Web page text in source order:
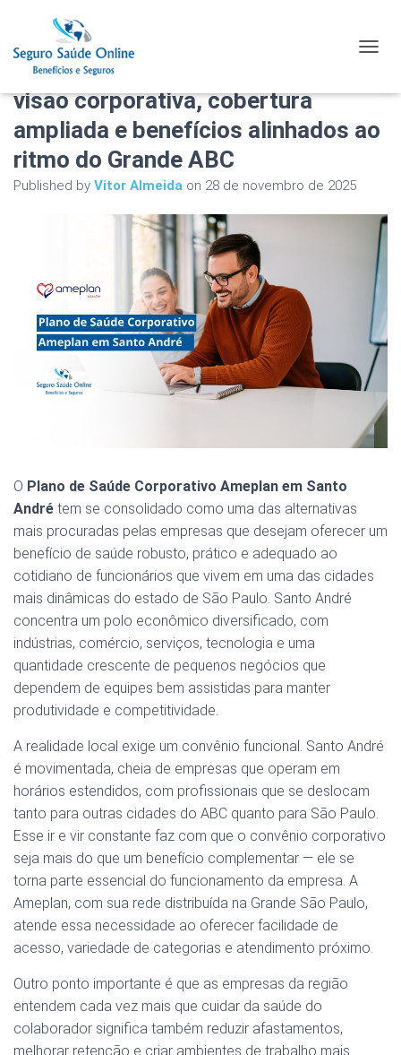
Plano de Saúde Corporativo
Ameplan em Santo André com
visão corporativa, cobertura
ampliada e benefícios alinhados ao
ritmo do Grande ABC
Published by Vitor Almeida on 28 de novembro de 2025
O Plano de Saúde Corporativo Ameplan em Santo
André tem se consolidado como uma das alternativas
mais procuradas pelas empresas que desejam oferecer um
benefício de saúde robusto, prático e adequado ao
cotidiano de funcionários que vivem em uma das cidades
mais dinâmicas do estado de São Paulo. Santo André
concentra um polo econômico diversificado, com
indústrias, comércio, serviços, tecnologia e uma
quantidade crescente de pequenos negócios que
dependem de equipes bem assistidas para manter
produtividade e competitividade.
A realidade local exige um convênio funcional. Santo André
é movimentada, cheia de empresas que operam em
horários estendidos, com profissionais que se deslocam
tanto para outras cidades do ABC quanto para São Paulo.
Esse ir e vir constante faz com que o convênio corporativo
seja mais do que um benefício complementar — ele se
torna parte essencial do funcionamento da empresa. A
Ameplan, com sua rede distribuída na Grande São Paulo,
atende essa necessidade ao oferecer facilidade de
acesso, variedade de categorias e atendimento próximo.
Outro ponto importante é que as empresas da região
entendem cada vez mais que cuidar da saúde do
colaborador significa também reduzir afastamentos,
melhorar retenção e criar ambientes de trabalho mais